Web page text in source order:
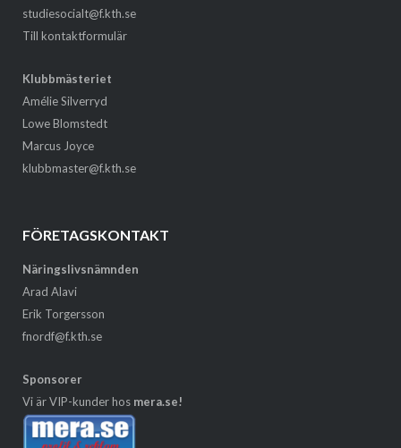
studiesocialt@f.kth.se
Till kontaktformulär
Klubbmästeriet
Amélie Silverryd
Lowe Blomstedt
Marcus Joyce
klubbmaster@f.kth.se
FÖRETAGSKONTAKT
Näringslivsnämnden
Arad Alavi
Erik Torgersson
fnordf@f.kth.se
Sponsorer
Vi är VIP-kunder hos mera.se!